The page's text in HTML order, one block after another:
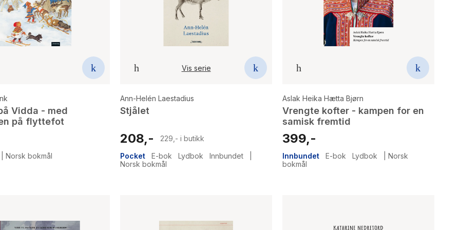
Vidda - med
på flyttefot
Norsk bokmål
Vis serie
Ann-Helén Laestadius
Stjålet
208,-
229,- i butikk
Pocket
E-bok Lydbok Innbundet
Norsk bokmål
Aslak Heika Hætta Bjørn
Vrengte kofter - kampen for en
samisk fremtid
399,-
Innbundet E-bok Lydbok
Norsk
bokmål